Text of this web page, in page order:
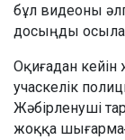
бұл видеоны
досыңды
Оқиғадан кейін
учаскелік
Жәбірленуші
жоққа